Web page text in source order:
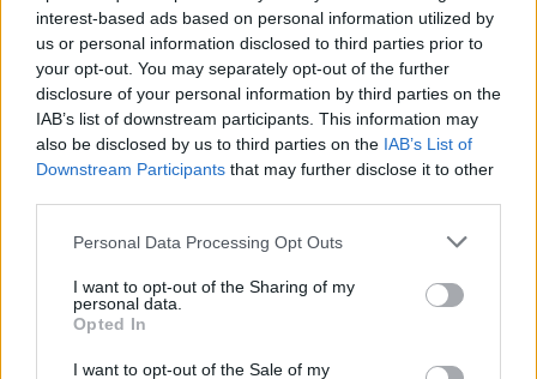
interest-based ads based on personal information utilized by
us or personal information disclosed to third parties prior to
your opt-out. You may separately opt-out of the further
disclosure of your personal information by third parties on the
IAB’s list of downstream participants. This information may
also be disclosed by us to third parties on the IAB’s List of
Downstream Participants that may further disclose it to other
Personal Data Processing Opt Outs
I want to opt-out of the Sharing of my
personal data.
Opted In
I want to opt-out of the Sale of my